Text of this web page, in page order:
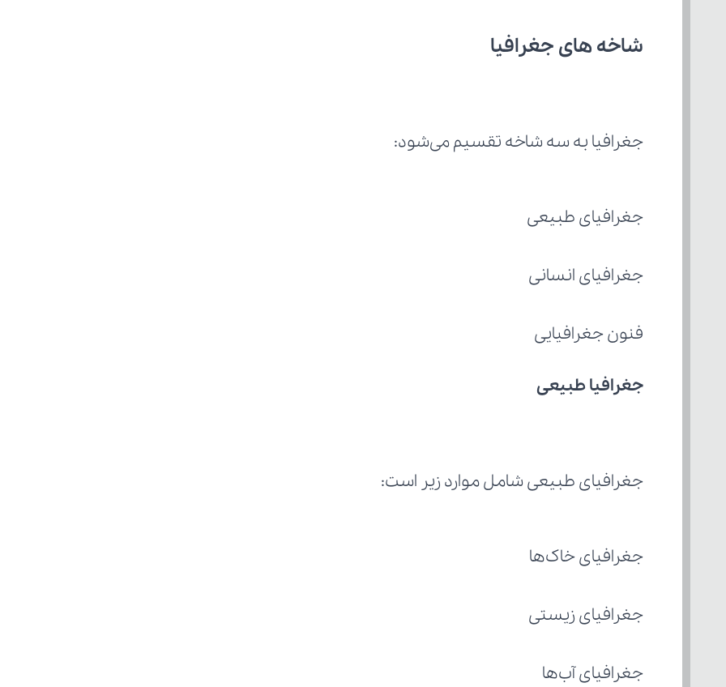
شاخه های جغرافیا
جغرافیا به سه شاخه تقسیم می‌شود:
جغرافیای طبیعی
جغرافیای انسانی
فنون جغرافیایی
جغرافیا طبیعی
جغرافیای طبیعی شامل موارد زیر است:
جغرافیای خاک‌ها
جغرافیای زیستی
جغرافیای آب‌ها